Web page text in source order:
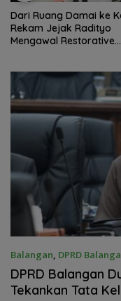
Dari Ruang Damai ke
Rekam Jejak Radityo
Mengawal Restorative
Balangan, DPRD
DPRD Balangan
Tekankan Tata